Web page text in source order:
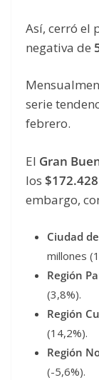
Así, cerró el
negativa de
serie
febrero.
El Gran
los
embargo,
Ciudad
millones
Región
(3,8%).
Región
(14,2%).
Región
(-5,6%).